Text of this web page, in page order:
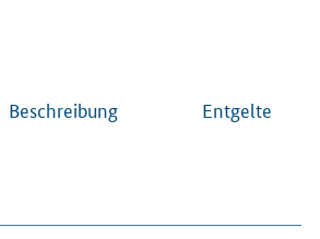
Beschreibung Entgelte